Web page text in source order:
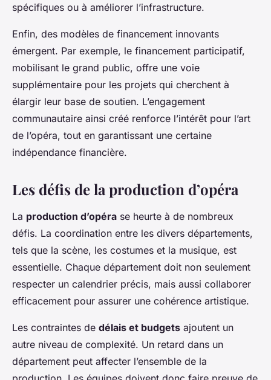
spécifiques ou à améliorer l’infrastructure.
Enfin, des modèles de financement innovants
émergent. Par exemple, le financement participatif,
mobilisant le grand public, offre une voie
supplémentaire pour les projets qui cherchent à
élargir leur base de soutien. L’engagement
communautaire ainsi créé renforce l’intérêt pour l’art
de l’opéra, tout en garantissant une certaine
indépendance financière.
Les défis de la production d’opéra
La production d’opéra se heurte à de nombreux
défis. La coordination entre les divers départements,
tels que la scène, les costumes et la musique, est
essentielle. Chaque département doit non seulement
respecter un calendrier précis, mais aussi collaborer
efficacement pour assurer une cohérence artistique.
Les contraintes de délais et budgets ajoutent un
autre niveau de complexité. Un retard dans un
département peut affecter l’ensemble de la